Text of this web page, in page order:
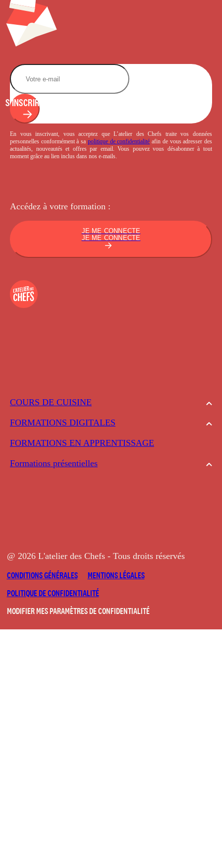
COURS DE CUISINE
FORMATIONS DIGITALES
FORMATIONS EN APPRENTISSAGE
Formations présentielles
S'INSCRIRE
En vous inscrivant, vous acceptez que L’atelier des Chefs traite vos données
personnelles conformément à sa politique de confidentialité afin de vous adresser des
actualités, nouveautés et offres par email. Vous pouvez vous désabonner à tout
moment grâce au lien inclus dans nos e-mails.
Accédez à votre formation :
JE ME CONNECTE
JE ME CONNECTE
@ 2026 L'atelier des Chefs - Tous droits réservés
CONDITIONS GÉNÉRALES
MENTIONS LÉGALES
POLITIQUE DE CONFIDENTIALITÉ
MODIFIER MES PARAMÈTRES DE CONFIDENTIALITÉ